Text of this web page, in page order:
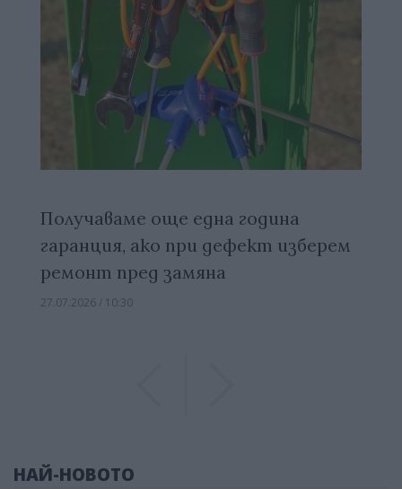
Получаваме още една година
гаранция, ако при дефект изберем
ремонт пред замяна
27.07.2026 / 10:30
НАЙ-НОВОТО